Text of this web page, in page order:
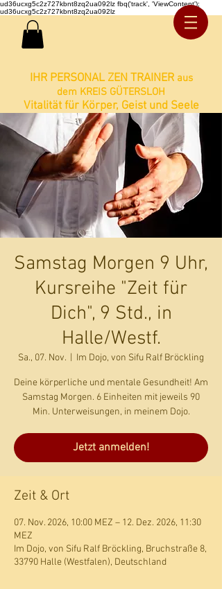
ud36ucxg5c2z727kbnt8zq2ua092lz fbq('track', 'ViewContent');
ud36ucxg5c2z727kbnt8zq2ua092lz
IHR PERSONAL ZEN TRAINER aus
dem KREIS GÜTERSLOH
Vitalität für Körper, Geist und Seele
Samstag Morgen 9 Uhr,
Kursreihe "Zeit für
Dich", 9 Std., in
Halle/Westf.
Sa., 07. Nov. Im Dojo, von Sifu Ralf Bröckling
Deine körperliche und mentale Gesundheit! Am
Samstag Morgen. 6 Einheiten mit jeweils 90
Min. Unterweisungen, in meinem Dojo.
Jetzt anmelden!
Zeit & Ort
07. Nov. 2026, 10:00 MEZ – 12. Dez. 2026, 11:30
MEZ
Im Dojo, von Sifu Ralf Bröckling, Bruchstraße 8,
33790 Halle (Westfalen), Deutschland